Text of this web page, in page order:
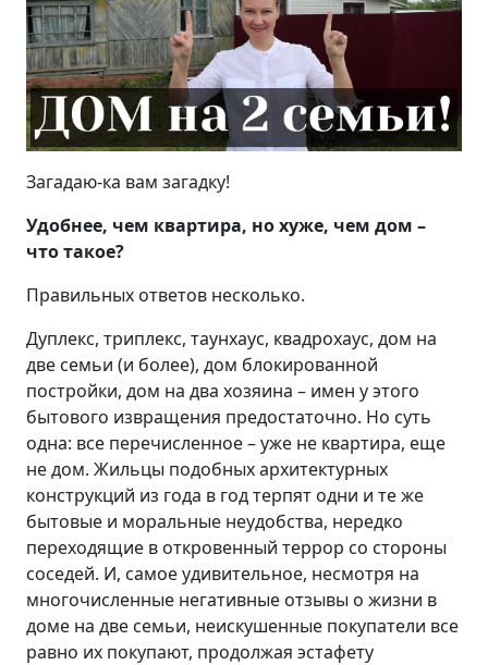
Загадаю-ка вам загадку!
Удобнее, чем квартира, но хуже, чем дом –
что такое?
Правильных ответов несколько.
Дуплекс, триплекс, таунхаус, квадрохаус, дом на
две семьи (и более), дом блокированной
постройки, дом на два хозяина – имен у этого
бытового извращения предостаточно. Но суть
одна: все перечисленное – уже не квартира, еще
не дом. Жильцы подобных архитектурных
конструкций из года в год терпят одни и те же
бытовые и моральные неудобства, нередко
переходящие в откровенный террор со стороны
соседей. И, самое удивительное, несмотря на
многочисленные негативные отзывы о жизни в
доме на две семьи, неискушенные покупатели все
равно их покупают, продолжая эстафету